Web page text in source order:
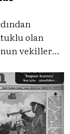
olan
vekiller
1960’ta